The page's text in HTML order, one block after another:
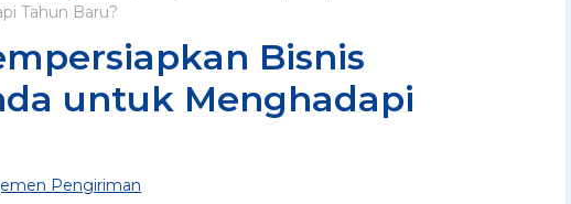
Tahun Baru?
Bisnis
untuk Menghadapi
Pengiriman